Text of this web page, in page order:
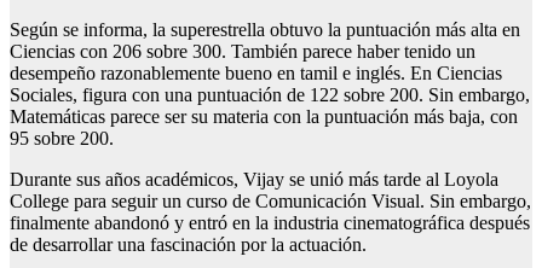
Según se informa, la superestrella obtuvo la puntuación más alta en
Ciencias con 206 sobre 300. También parece haber tenido un
desempeño razonablemente bueno en tamil e inglés. En Ciencias
Sociales, figura con una puntuación de 122 sobre 200. Sin embargo,
Matemáticas parece ser su materia con la puntuación más baja, con
95 sobre 200.
Durante sus años académicos, Vijay se unió más tarde al Loyola
College para seguir un curso de Comunicación Visual. Sin embargo,
finalmente abandonó y entró en la industria cinematográfica después
de desarrollar una fascinación por la actuación.